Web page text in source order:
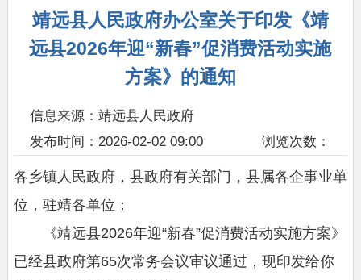
靖远县人民政府办公室关于印发《靖
远县2026年迎“新春”促消费活动实施
方案》的通知
信息来源：靖远县人民政府
发布时间：2026-02-02 09:00
浏览次数：
各乡镇人民政府，县政府有关部门，县属各企事业单
位，驻靖各单位：
《靖远县2026年迎“新春”促消费活动实施方案》
已经县政府第65次常务会议审议通过，现印发给你